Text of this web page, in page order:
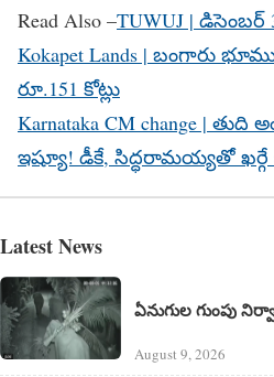
Read Also –TUWUJ |
Kokapet Lands | బంగారు
రూ.151 కోట్లు
Karnataka CM change | తుది
ఇష్యూ! డీకే, సిద్ధరామయ్యతో ఖర్గే
Latest News
ఏనుగుల గుంపు
August 9, 2026